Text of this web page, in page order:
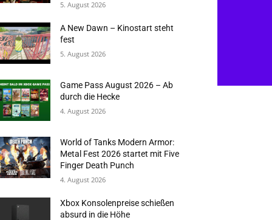
5. August 2026
A New Dawn – Kinostart steht
fest
5. August 2026
Game Pass August 2026 – Ab
durch die Hecke
4. August 2026
World of Tanks Modern Armor:
Metal Fest 2026 startet mit Five
Finger Death Punch
4. August 2026
Xbox Konsolenpreise schießen
absurd in die Höhe